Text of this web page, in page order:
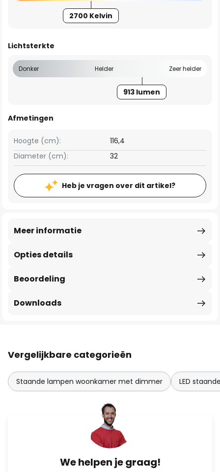
2700 Kelvin
Lichtsterkte
Donker Helder Zeer helder
913 lumen
Afmetingen
Hoogte (cm):
116,4
Diameter (cm):
32
Heb je vragen over dit artikel?
Opties details
Meer informatie
Beoordeling
Downloads
Vergelijkbare categorieën
Staande lampen woonkamer met dimmer LED
We helpen je graag!